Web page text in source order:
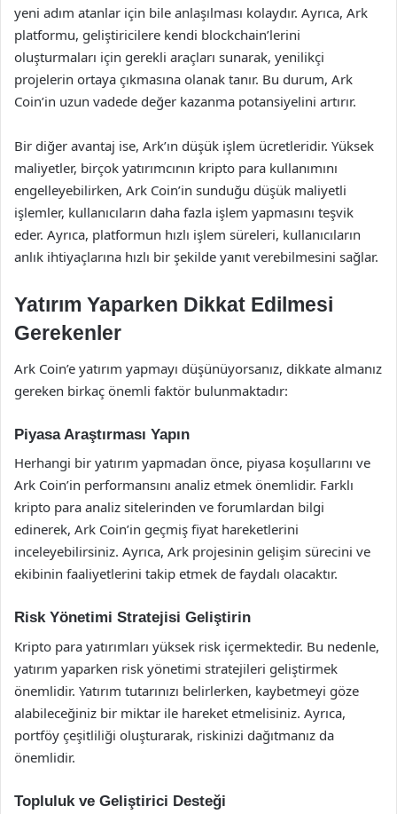
yeni adım atanlar için bile anlaşılması kolaydır. Ayrıca, Ark
platformu, geliştiricilere kendi blockchain’lerini
oluşturmaları için gerekli araçları sunarak, yenilikçi
projelerin ortaya çıkmasına olanak tanır. Bu durum, Ark
Coin’in uzun vadede değer kazanma potansiyelini artırır.
Bir diğer avantaj ise, Ark’ın düşük işlem ücretleridir. Yüksek
maliyetler, birçok yatırımcının kripto para kullanımını
engelleyebilirken, Ark Coin’in sunduğu düşük maliyetli
işlemler, kullanıcıların daha fazla işlem yapmasını teşvik
eder. Ayrıca, platformun hızlı işlem süreleri, kullanıcıların
anlık ihtiyaçlarına hızlı bir şekilde yanıt verebilmesini sağlar.
Yatırım Yaparken Dikkat Edilmesi
Gerekenler
Ark Coin’e yatırım yapmayı düşünüyorsanız, dikkate almanız
gereken birkaç önemli faktör bulunmaktadır:
Piyasa Araştırması Yapın
Herhangi bir yatırım yapmadan önce, piyasa koşullarını ve
Ark Coin’in performansını analiz etmek önemlidir. Farklı
kripto para analiz sitelerinden ve forumlardan bilgi
edinerek, Ark Coin’in geçmiş fiyat hareketlerini
inceleyebilirsiniz. Ayrıca, Ark projesinin gelişim sürecini ve
ekibinin faaliyetlerini takip etmek de faydalı olacaktır.
Risk Yönetimi Stratejisi Geliştirin
Kripto para yatırımları yüksek risk içermektedir. Bu nedenle,
yatırım yaparken risk yönetimi stratejileri geliştirmek
önemlidir. Yatırım tutarınızı belirlerken, kaybetmeyi göze
alabileceğiniz bir miktar ile hareket etmelisiniz. Ayrıca,
portföy çeşitliliği oluşturarak, riskinizi dağıtmanız da
önemlidir.
Topluluk ve Geliştirici Desteği